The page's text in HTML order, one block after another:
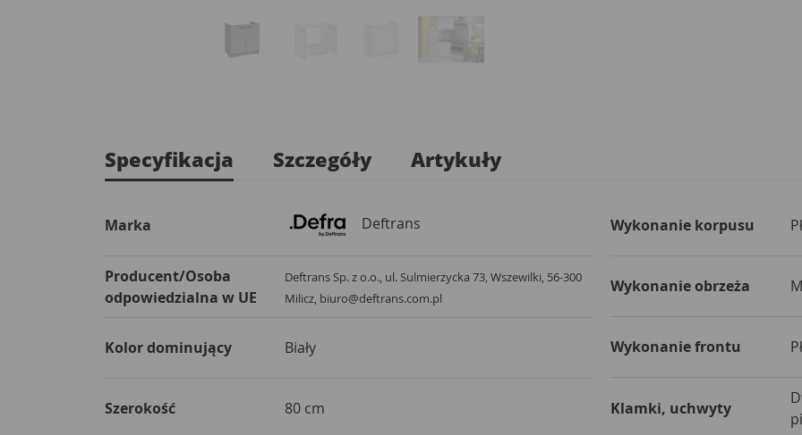
Specyfikacja Szczegóły Artykuły
Marka Deftrans
Producent/Osoba
odpowiedzialna w UE
Deftrans Sp. z o.o., ul. Sulmierzycka 73, Wszewilki, 56-300
Milicz, biuro@deftrans.com.pl
Kolor dominujący Biały
Szerokość 80 cm
Wykonanie korpusu
Wykonanie obrzeża
Wykonanie frontu
Klamki, uchwyty